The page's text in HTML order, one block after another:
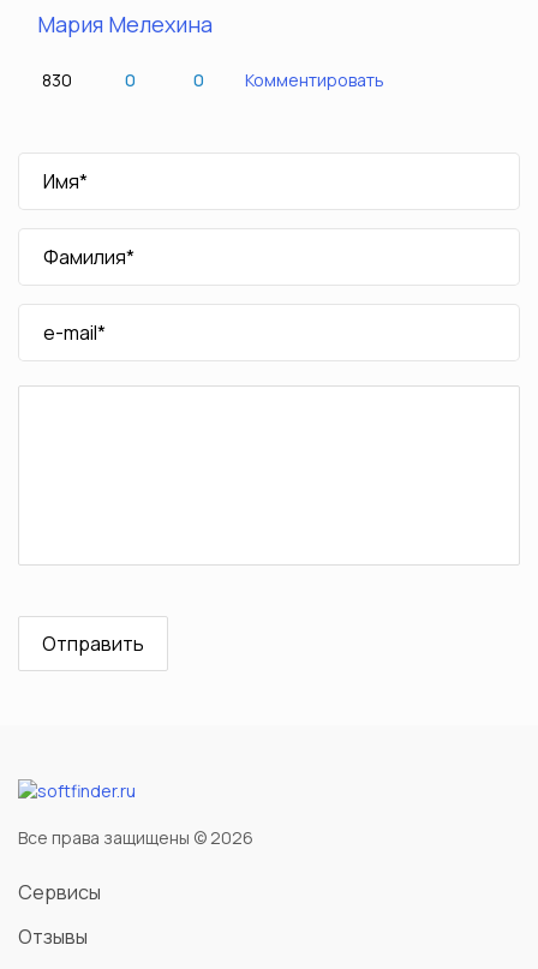
Мария Мелехина
830 0 0 Комментировать
Все права защищены © 2026
Сервисы
Отзывы